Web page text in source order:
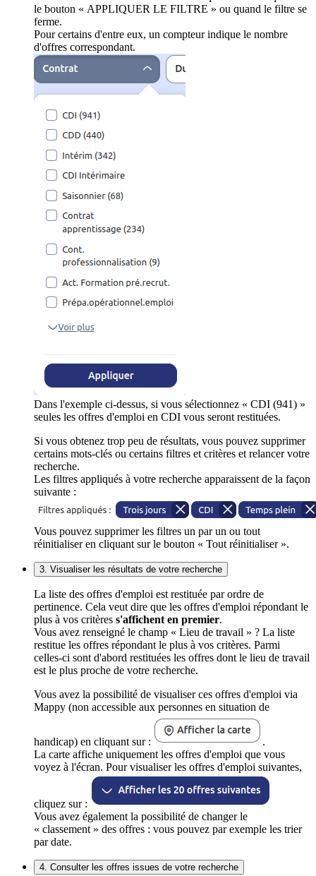
le bouton « APPLIQUER LE FILTRE » ou quand le filtre se
ferme.
Pour certains d'entre eux, un compteur indique le nombre
d'offres correspondant.
Dans l'exemple ci-dessus, si vous sélectionnez « CDI (941) »
seules les offres d'emploi en CDI vous seront restituées.
Si vous obtenez trop peu de résultats, vous pouvez supprimer
certains mots-clés ou certains filtres et critères et relancer votre
recherche.
Les filtres appliqués à votre recherche apparaissent de la façon
suivante :
Vous pouvez supprimer les filtres un par un ou tout
réinitialiser en cliquant sur le bouton « Tout réinitialiser ».
3. Visualiser les résultats de votre recherche
La liste des offres d'emploi est restituée par ordre de
pertinence. Cela veut dire que les offres d'emploi répondant le
plus à vos critères s'affichent en premier.
Vous avez renseigné le champ « Lieu de travail » ? La liste
restitue les offres répondant le plus à vos critères. Parmi
celles-ci sont d'abord restituées les offres dont le lieu de travail
est le plus proche de votre recherche.
Vous avez la possibilité de visualiser ces offres d'emploi via
Mappy (non accessible aux personnes en situation de
handicap) en cliquant sur :
.
La carte affiche uniquement les offres d'emploi que vous
voyez à l'écran. Pour visualiser les offres d'emploi suivantes,
cliquez sur :
Vous avez également la possibilité de changer le
« classement » des offres : vous pouvez par exemple les trier
par date.
4. Consulter les offres issues de votre recherche